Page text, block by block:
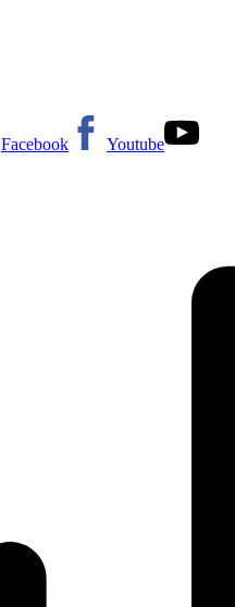
Facebook Youtube